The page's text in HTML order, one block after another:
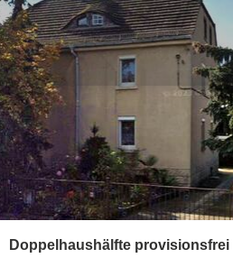
Doppelhaushälfte provisionsfrei